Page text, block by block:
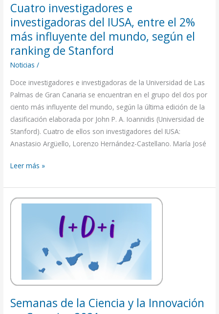
Cuatro investigadores e
investigadoras del IUSA, entre el 2%
más influyente del mundo, según el
ranking de Stanford
Noticias /
Doce investigadores e investigadoras de la Universidad de Las
Palmas de Gran Canaria se encuentran en el grupo del dos por
ciento más influyente del mundo, según la última edición de la
clasificación elaborada por John P. A. Ioannidis (Universidad de
Stanford). Cuatro de ellos son investigadores del IUSA:
Anastasio Argüello, Lorenzo Hernández-Castellano. María José
el
2%
más
influyente
del
mundo,
según
el
ranking
de
Stanford
Leer más »
Semanas de la Ciencia y la Innovación
Semanas
Innovación
en
Canarias